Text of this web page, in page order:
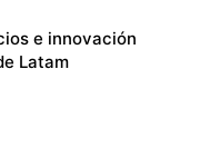
e innovación
Latam